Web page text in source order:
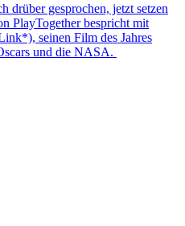
drüber gesprochen, jetzt setzen
PlayTogether bespricht mit
seinen Film des Jahres
und die NASA.